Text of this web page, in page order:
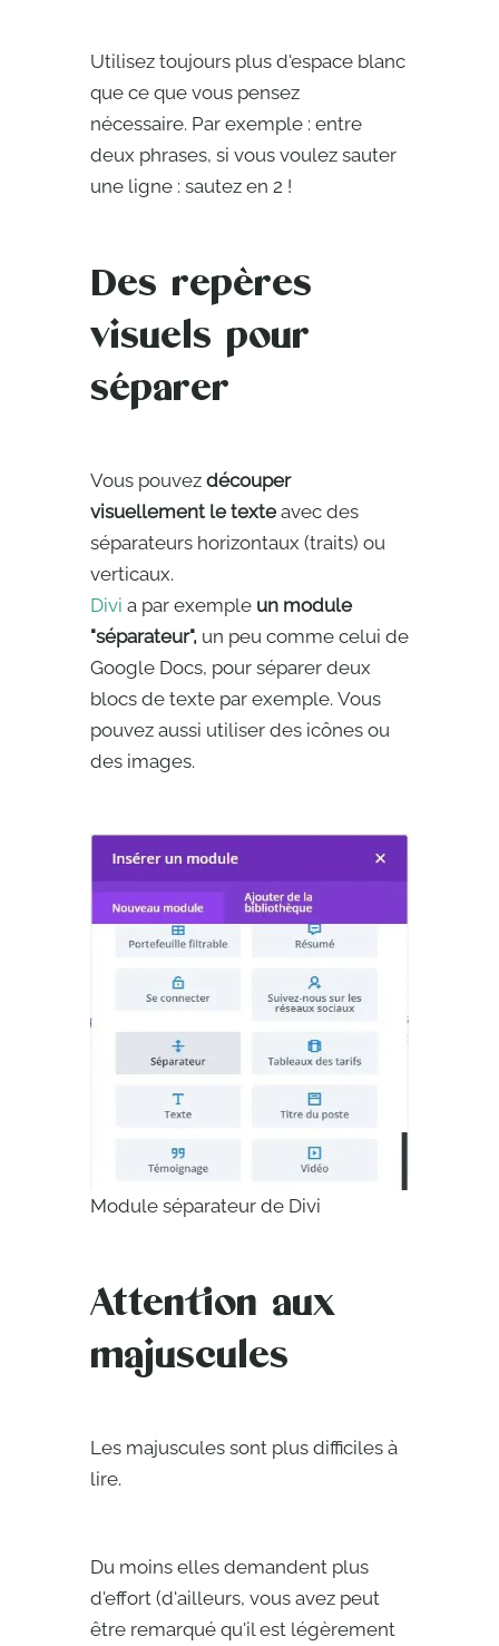
Utilisez toujours plus d'espace blanc
que ce que vous pensez
nécessaire. Par exemple : entre
deux phrases, si vous voulez sauter
une ligne : sautez en 2 !
Des repères
visuels pour
séparer
Vous pouvez découper
visuellement le texteavec des
séparateurs horizontaux (traits) ou
verticaux.
Divi a par exemple un module
"séparateur",un peu comme celui de
Google Docs, pour séparer deux
blocs de texte par exemple. Vous
pouvez aussi utiliser des icônes ou
des images.
Module séparateur de Divi
Attention aux
majuscules
Les majuscules sont plus difficiles à
lire.
Du moins elles demandent plus
d'effort (d'ailleurs, vous avez peut
être remarqué qu'il est légèrement